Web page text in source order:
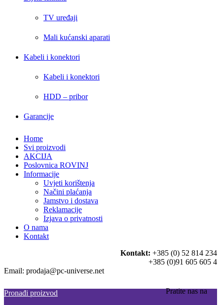
TV uređaji
Mali kućanski aparati
Kabeli i konektori
Kabeli i konektori
HDD – pribor
Garancije
Home
Svi proizvodi
AKCIJA
Poslovnica ROVINJ
Informacije
Uvjeti korištenja
Načini plaćanja
Jamstvo i dostava
Reklamacije
Izjava o privatnosti
O nama
Kontakt
Kontakt: +385 (0) 52 814 234
+385 (0)91 605 605 4
Email: prodaja@pc-universe.net
Pratite nas na
Pronađi proizvod